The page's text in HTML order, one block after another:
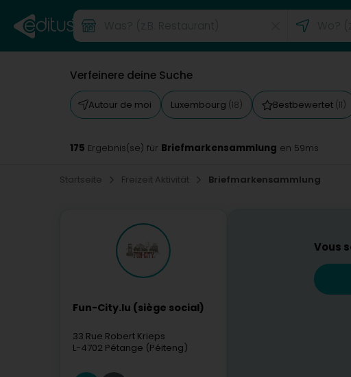
Verfeinere deine Suche
Autour de moi Luxembourg (18) Bestbewertet (11)
175 Ergebnis(se) für Briefmarkensammlung en 59ms
Startseite Freizeit Aktivität Briefmarkensammlung
Fun-City.lu (siège social)
33 Rue Robert Krieps
L-4702 Pétange (Péiteng)
Vous